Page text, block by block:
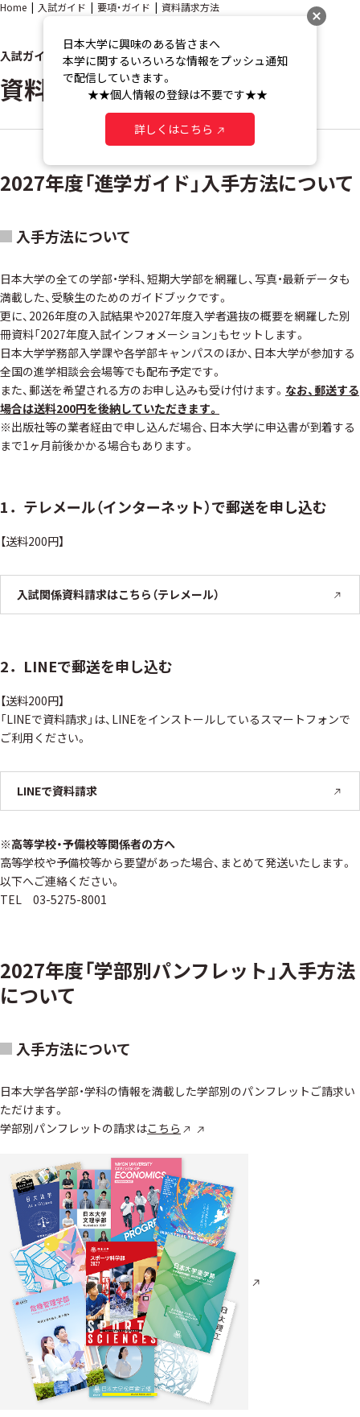
Home 入試ガイド 要項・ガイド 資料請求方法
入試ガイド
資料請求方法
2027年度「進学ガイド」入手方法について
入手方法について
日本大学の全ての学部・学科、短期大学部を網羅し、写真・最新データも
満載した、受験生のためのガイドブックです。
更に、2026年度の入試結果や2027年度入学者選抜の概要を網羅した別
冊資料「2027年度入試インフォメーション」もセットします。
日本大学学務部入学課や各学部キャンパスのほか、日本大学が参加する
全国の進学相談会会場等でも配布予定です。
また、郵送を希望される方のお申し込みも受け付けます。 なお、郵送する
場合は送料200円を後納していただきます。
※出版社等の業者経由で申し込んだ場合、日本大学に申込書が到着する
まで1ヶ月前後かかる場合もあります。
1．テレメール（インターネット）で郵送を申し込む
【送料200円】
入試関係資料請求はこちら（テレメール）
2．LINEで郵送を申し込む
【送料200円】
「LINEで資料請求」は、LINEをインストールしているスマートフォンで
ご利用ください。
LINEで資料請求
※高等学校・予備校等関係者の方へ
高等学校や予備校等から要望があった場合、まとめて発送いたします。
以下へご連絡ください。
TEL 03-5275-8001
2027年度「学部別パンフレット」入手方法
について
入手方法について
日本大学各学部・学科の情報を満載した学部別のパンフレットご請求い
ただけます。
学部別パンフレットの請求はこちら
日本大学に興味のある皆さまへ
本学に関するいろいろな情報をプッシュ通知
で配信していきます。
★★個人情報の登録は不要です★★
詳しくはこちら